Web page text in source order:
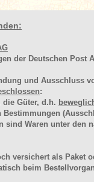
der Deutschen Post
und Ausschluss
:
Güter, d.h.
Waren unter den
versichert als Paket
beim